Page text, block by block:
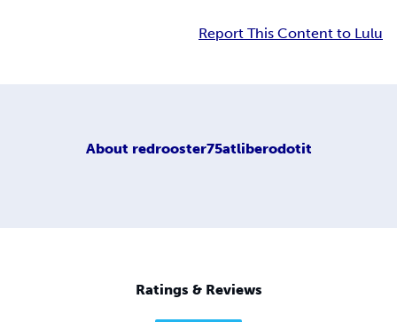
Report This Content to Lulu
About redrooster75atliberodotit
Ratings & Reviews